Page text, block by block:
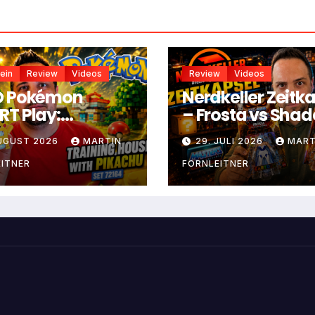
Review Videos
Pokémon
Play:
mit
2026 MARTIN
Review Videos
Nerdkeller
– Frosta vs
Weaver
29. JULI 2026
FORNLEITNER